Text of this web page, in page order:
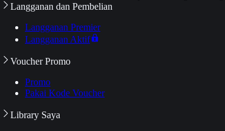
Langganan dan Pembelian
Langganan Premier
Langganan Aktif
Voucher Promo
Promo
Pakai Kode Voucher
Library Saya